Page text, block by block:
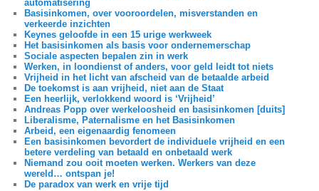
automatisering
Basisinkomen, over vooroordelen, misverstanden en
verkeerde inzichten
Keynes geloofde in een 15 urige werkweek
Het basisinkomen als basis voor ondernemerschap
Sociale aspecten bepalen zin in werk
Werken, in loondienst of anders, voor geld leidt tot niets
Vrijheid in het licht van afscheid van de betaalde arbeid
De toekomst is aan vrijheid, niet aan de Staat
Een heerlijk, verlokkend woord is ‘Vrijheid’
Andreas Popp over werkeloosheid en basisinkomen [duits]
Liberalisme, Paternalisme en het Basisinkomen
Arbeid, een eigenaardig fenomeen
Een basisinkomen bevordert de individuele vrijheid en een
betere verdeling van betaald en onbetaald werk
Niemand zou ooit moeten werken. Werkers van deze
wereld… ontspan je!
De paradox van werk en vrije tijd